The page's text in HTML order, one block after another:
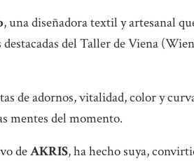
, una diseñadora textil y artesanal
del Taller de Viena
de adornos, vitalidad, color y
mentes del momento.
deAKRIS, ha hecho suya,